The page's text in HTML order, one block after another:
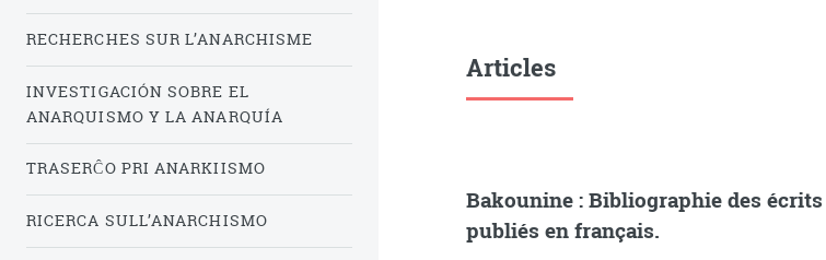
Articles
Bakounine : Bibliographie des écrits
publiés en français.
RECHERCHES SUR L’ANARCHISME
INVESTIGACIÓN SOBRE EL
ANARQUISMO Y LA ANARQUÍA
TRASERĈO PRI ANARKIISMO
RICERCA SULL’ANARCHISMO